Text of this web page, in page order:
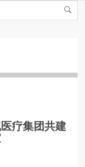
疗集团共建